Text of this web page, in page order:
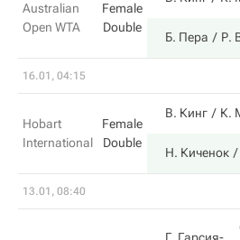
Australian
Open WTA
Female
Double
Б. Пера Р.
16.01, 04:15
Hobart
International
Female
Double
В. Кинг К.
Н. Киченок
13.01, 08:40
Г. Гарсия-